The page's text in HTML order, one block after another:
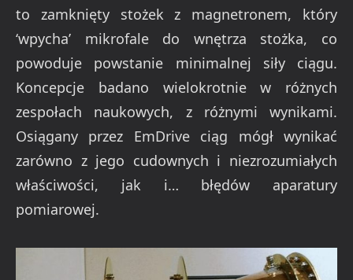
to zamknięty stożek z magnetronem, który
‘wpycha’ mikrofale do wnętrza stożka, co
powoduje powstanie minimalnej siły ciągu.
Koncepcje badano wielokrotnie w różnych
zespołach naukowych, z różnymi wynikami.
Osiągany przez EmDrive ciąg mógł wynikać
zarówno z jego cudownych i niezrozumiałych
właściwości, jak i… błędów aparatury
pomiarowej.